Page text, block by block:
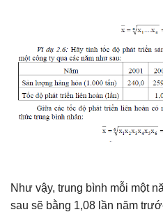
Như vậy, trung bình mỗi một
sau sẽ bằng 1,08 lần năm